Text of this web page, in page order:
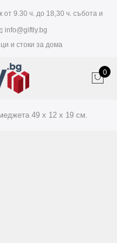
9.30 ч. до 18,30 ч. събота и
info@giftly.bg
и стоки за дома
0
49 х 12 х 19 см.